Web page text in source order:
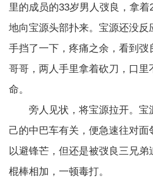
里的成员的33岁男人弢良，拿
地向宝源头部扑来。宝源还没
手挡了一下，疼痛之余，看到弢
哥哥，两人手里拿着砍刀，口里
命。
旁人见状，将宝源拉开。宝
己的中巴车有关，便急速往对
以避锋芒，但还是被弢良三兄
棍棒相加，一顿毒打。